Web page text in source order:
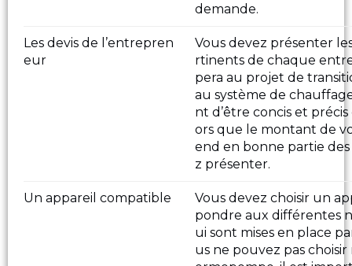
demande.
Les devis de l’entrepren
eur
Vous devez présenter
rtinents de chaque
pera au projet de
au système de
nt d’être concis et
ors que le montant de
end en bonne partie
z présenter.
Un appareil compatible
Vous devez choisir un
pondre aux différentes
ui sont mises en place
us ne pouvez pas